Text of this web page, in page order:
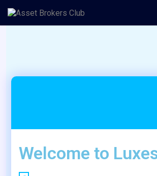
Welcome to